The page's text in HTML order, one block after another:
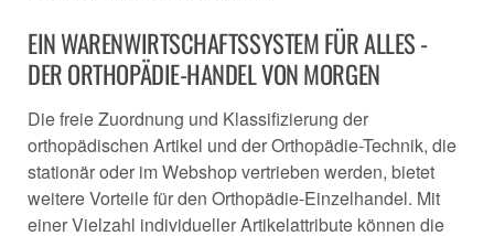
EIN WARENWIRTSCHAFTSSYSTEM FÜR ALLES -
DER ORTHOPÄDIE-HANDEL VON MORGEN
Die freie Zuordnung und Klassifizierung der
orthopädischen Artikel und der Orthopädie-Technik, die
stationär oder im Webshop vertrieben werden, bietet
weitere Vorteile für den Orthopädie-Einzelhandel. Mit
einer Vielzahl individueller Artikelattribute können die